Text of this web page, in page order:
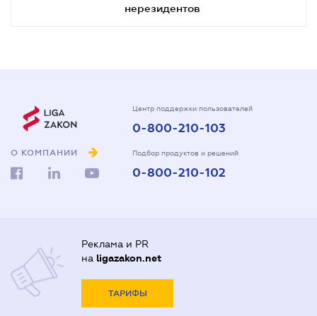
нерезидентов
О КОМПАНИИ
Центр поддержки пользователей
0-800-210-103
Подбор продуктов и решений
0-800-210-102
Реклама и PR
на ligazakon.net
ТАРИФЫ